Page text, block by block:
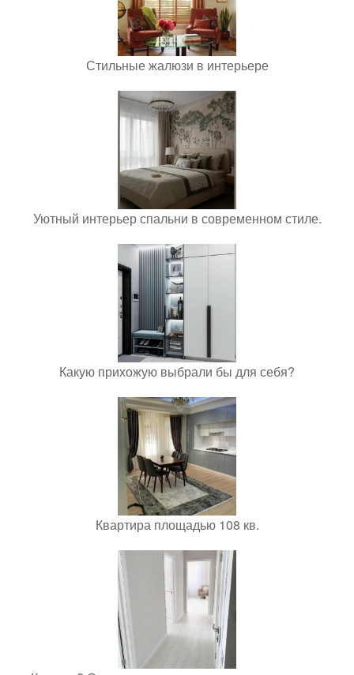
Стильные жалюзи в интерьере
Уютный интерьер спальни в современном стиле.
Какую прихожую выбрали бы для себя?
Квартира площадью 108 кв.